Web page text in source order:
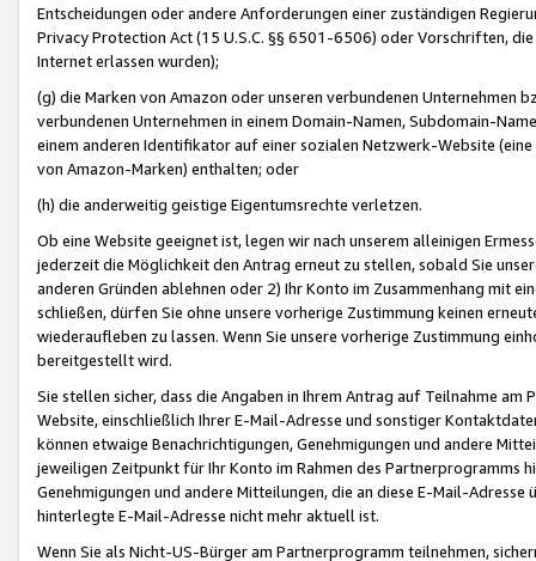
Entscheidungen oder andere Anforderungen einer zuständigen
Privacy Protection Act (15 U.S.C. §§ 6501-6506) oder Vorschriften,
Internet erlassen wurden);
(g) die Marken von Amazon oder unseren verbundenen Unternehmen
verbundenen Unternehmen in einem Domain-Namen, Subdomain-
einem anderen Identifikator auf einer sozialen Netzwerk-Website
von Amazon-Marken) enthalten; oder
(h) die anderweitig geistige Eigentumsrechte verletzen.
Ob eine Website geeignet ist, legen wir nach unserem alleinigen
jederzeit die Möglichkeit den Antrag erneut zu stellen, sobald Sie
anderen Gründen ablehnen oder 2) Ihr Konto im Zusammenhang mit
schließen, dürfen Sie ohne unsere vorherige Zustimmung keinen
wiederaufleben zu lassen. Wenn Sie unsere vorherige Zustimmung
bereitgestellt wird.
Sie stellen sicher, dass die Angaben in Ihrem Antrag auf Teilnahme
Website, einschließlich Ihrer E-Mail-Adresse und sonstiger
können etwaige Benachrichtigungen, Genehmigungen und andere
jeweiligen Zeitpunkt für Ihr Konto im Rahmen des Partnerprogramms
Genehmigungen und andere Mitteilungen, die an diese E-Mail-
hinterlegte E-Mail-Adresse nicht mehr aktuell ist.
Wenn Sie als Nicht-US-Bürger am Partnerprogramm teilnehmen,